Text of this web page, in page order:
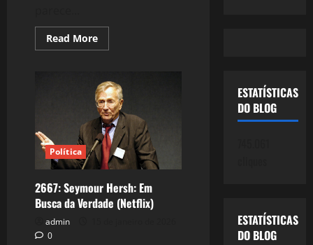
Read MoreRead
more
Redes
Sociais
e
a
luta
contra
as
Trevas!
Política
2667: Seymour Hersh: Em
Busca da Verdade (Netflix)
admin
0
ESTATÍSTICAS
DO BLOG
ESTATÍSTICAS
DO BLOG